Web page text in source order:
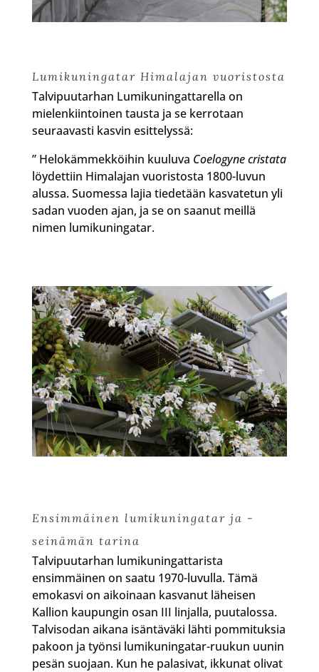
Lumikuningatar Himalajan vuoristosta
Talvipuutarhan Lumikuningattarella on
mielenkiintoinen tausta ja se kerrotaan
seuraavasti kasvin esittelyssä:
” Helokämmekköihin kuuluva Coelogyne cristata
löydettiin Himalajan vuoristosta 1800-luvun
alussa. Suomessa lajia tiedetään kasvatetun yli
sadan vuoden ajan, ja se on saanut meillä
nimen lumikuningatar.
Ensimmäinen lumikuningatar ja -
seinämän tarina
Talvipuutarhan lumikuningattarista
ensimmäinen on saatu 1970-luvulla. Tämä
emokasvi on aikoinaan kasvanut läheisen
Kallion kaupungin osan III linjalla, puutalossa.
Talvisodan aikana isäntäväki lähti pommituksia
pakoon ja työnsi lumikuningatar-ruukun uunin
pesän suojaan. Kun he palasivat, ikkunat olivat